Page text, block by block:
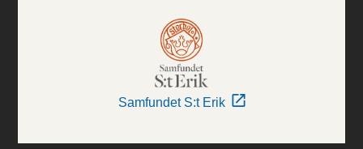
Samfundet S:t Erik